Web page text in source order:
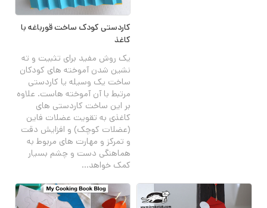
کاردستی کودک ساخت قورباغه با
کاغذ
یک روش مفید برای تثبیت و ته
نشین شدن آموخته های کودکان
ساخت یک وسیله یا کاردستی
مرتبط با آن آموخته هاست. علاوه
بر این ساخت کاردستی های
کاغذی به تقویت عضلات فاین
(عضلات کوچک) و افزایش دقت
و تمرکز و مهارت های مربوط به
هماهنگی دست و چشم بسیار
کمک خواهد...